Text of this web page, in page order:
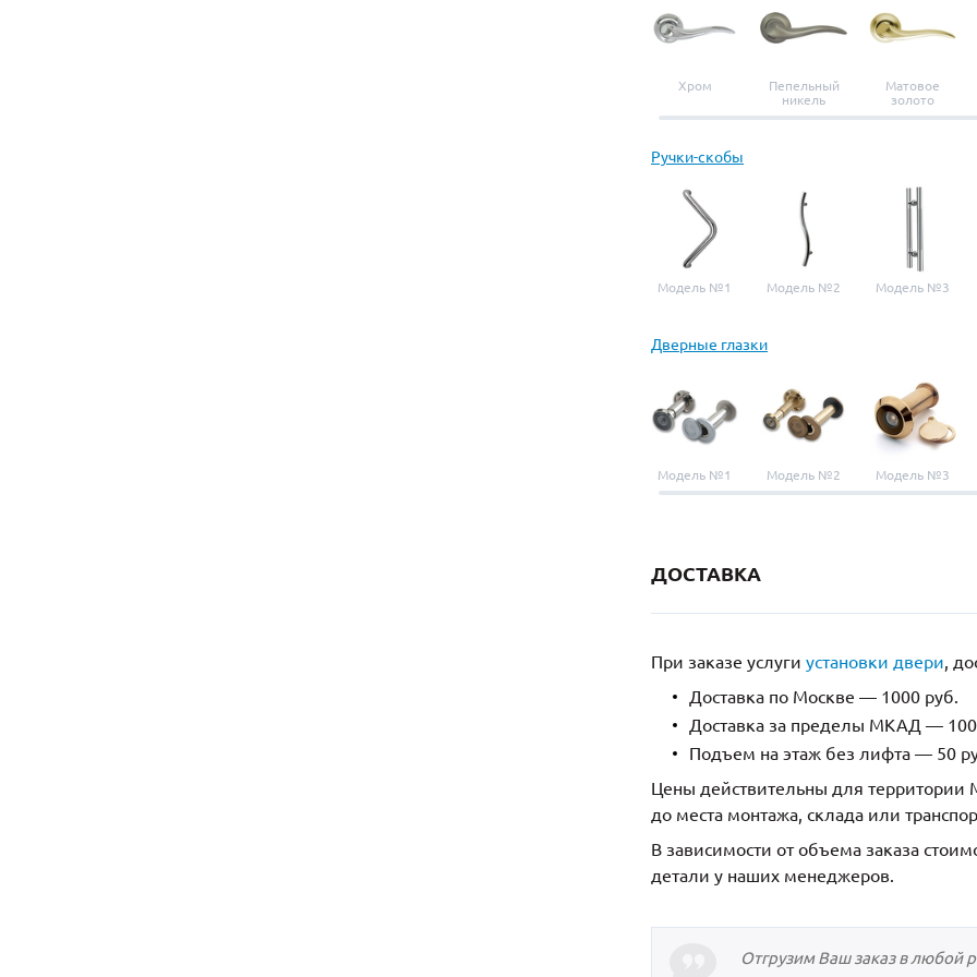
Хром
Пепельный
никель
Матовое
золото
Ручки-скобы
Модель №1 Модель №2 Модель №3
Дверные глазки
Модель №1 Модель №2 Модель №3
ДОСТАВКА
При заказе услуги установки двери,
Доставка по Москве — 1000 руб.
Доставка за пределы МКАД —
Подъем на этаж без лифта — 50
Цены действительны для территории
до места монтажа, склада или
В зависимости от объема заказа
детали у наших менеджеров.
Отгрузим Ваш заказ в любой